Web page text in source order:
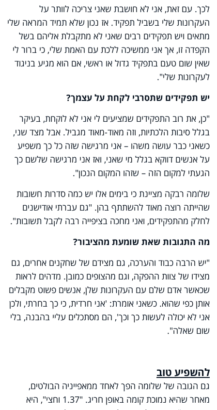
לכך. עם זאת, אני לא חושבת שאני צריכה לוותר על
העקרונות שלי בשביל תפקיד. אז נכון שלא תמיד המראה שלי
מתאים ויש תפקידים רבים שאני לא מתקבלת אליהם בשל
הקפדה זו, אך אני ממשיכה ללכת עם האמת שלי, כי ברור לי
שאין שום טעם בתפקיד גדול או ראשי, אם הוא מגיע בניגוד
לעקרונות שלי".
יש תפקידים שתסרבי לקחת על עצמך?
"כן, את רוב התפקידים שמציעים לי אני לא לוקחת, בעיקר
בגלל סיבות הלכתיות, וזה מאוד-מאוד מגביל. אבל מצד שני,
כשאני כבר עושה משהו – אני מרגישה שזה כל כך משפיע
על אנשים דווקא בגלל מי שאני, ואז אני מרגישה שלשם כך
הגעתי למקום הזה – שזהו המקום הנכון".
שלומה רבקה מציינת כי בימים אלו יש כמה סדרות חשובות
שהייתה רוצה מאוד להשתתף בהן. "גם עברתי אודישנים
לחלק מהתפקידים, ואני מחכה בציפייה רבה לקבל תשובות".
מה התגובות שאת שומעת מהציבור?
"יש הרבה כבוד והערכה, גם מצידם של שחקנים אחרים, גם
מצידו של צוות ההפקה, וגם מהצופים כמובן. מדהים לראות
שכאשר אדם שלם עם העקרונות שלן, אנשים פשוט מקבלים
אותן כפי שהוא. כשאני אומרת: 'אני חרדית, כי כך בחרתי, ולכן
אני לא יכולה לעשות כך וכך', הם מסתכלים עליי בהבנה, בלי
שום שאלה".
להשפיע טוב
גם הגובה של שלומה הפך לאחד ממאפייניה הבולטים,
מאחר שהיא נמוכת קומה באופן חריג. "1.37 וחצי", היא